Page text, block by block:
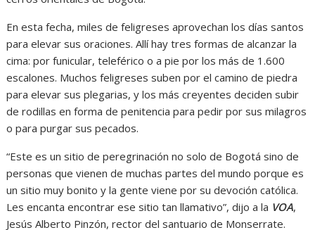
En esta fecha, miles de feligreses aprovechan los días santos
para elevar sus oraciones. Allí hay tres formas de alcanzar la
cima: por funicular, teleférico o a pie por los más de 1.600
escalones. Muchos feligreses suben por el camino de piedra
para elevar sus plegarias, y los más creyentes deciden subir
de rodillas en forma de penitencia para pedir por sus milagros
o para purgar sus pecados.
“Este es un sitio de peregrinación no solo de Bogotá sino de
personas que vienen de muchas partes del mundo porque es
un sitio muy bonito y la gente viene por su devoción católica.
Les encanta encontrar ese sitio tan llamativo”, dijo a la VOA,
Jesús Alberto Pinzón, rector del santuario de Monserrate.